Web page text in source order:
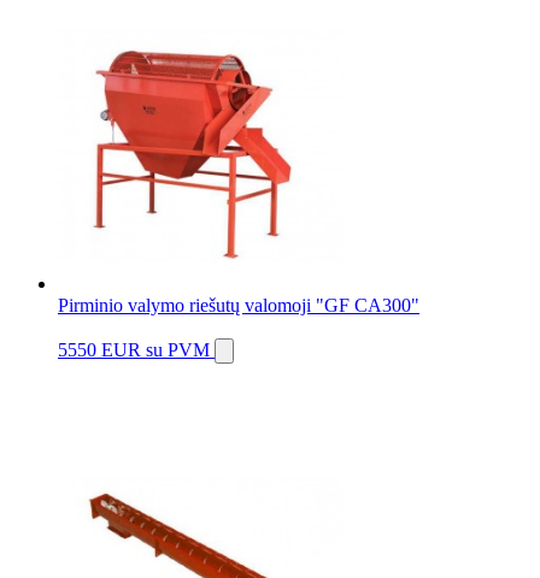
Pirminio valymo riešutų valomoji "GF CA300"
5550 EUR su PVM